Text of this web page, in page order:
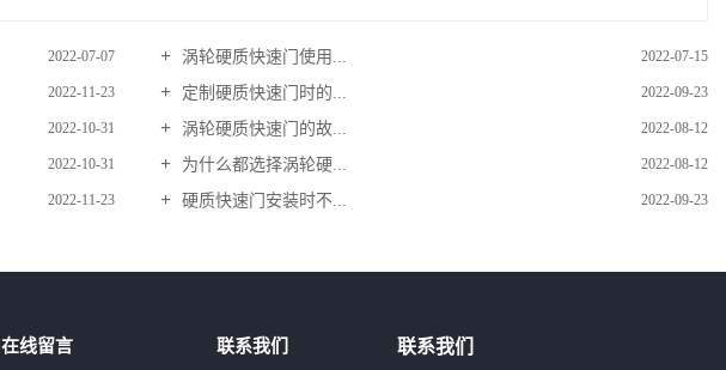
2022-07-07 涡轮硬质快速门使用... 2022-07-15
2022-11-23 定制硬质快速门时的... 2022-09-23
2022-10-31 涡轮硬质快速门的故... 2022-08-12
2022-10-31 为什么都选择涡轮硬... 2022-08-12
2022-11-23 硬质快速门安装时不... 2022-09-23
在线留言 联系我们 联系我们